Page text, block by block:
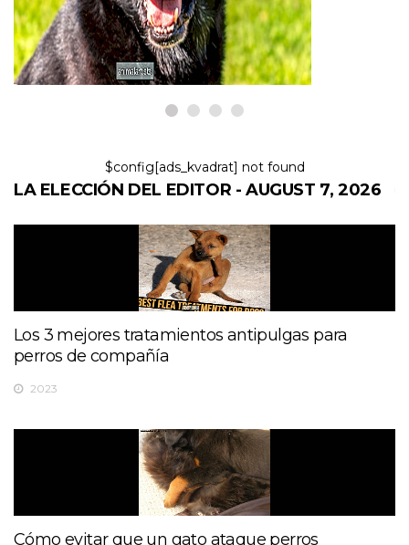
7,2026
$config[ads_kvadrat] not found
LA ELECCIÓN DEL EDITOR - AUGUST 7, 2026
Los 3 mejores tratamientos antipulgas para
perros de compañía
2023
Cómo evitar que un gato ataque perros